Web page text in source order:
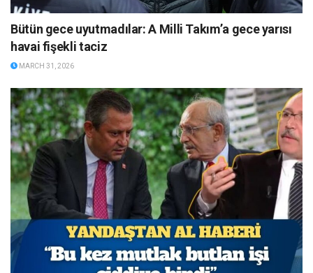
Bütün gece uyutmadılar: A Milli Takım’a gece yarısı
havai fişekli taciz
MARCH 31, 2026